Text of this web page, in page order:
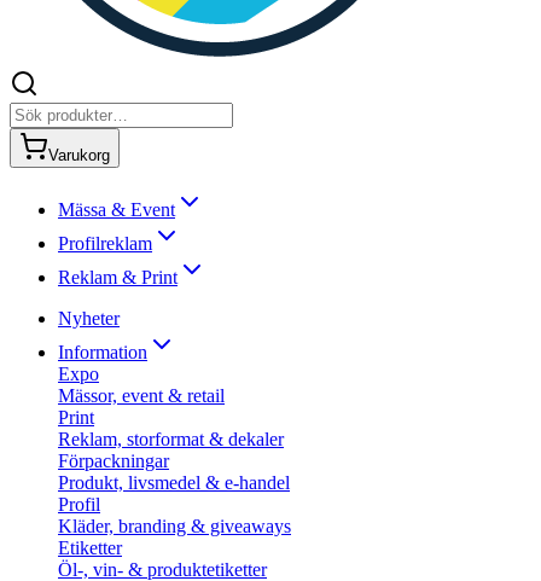
Varukorg
Mässa & Event
Profilreklam
Reklam & Print
Nyheter
Information
Expo
Mässor, event & retail
Print
Reklam, storformat & dekaler
Förpackningar
Produkt, livsmedel & e-handel
Profil
Kläder, branding & giveaways
Etiketter
Öl-, vin- & produktetiketter